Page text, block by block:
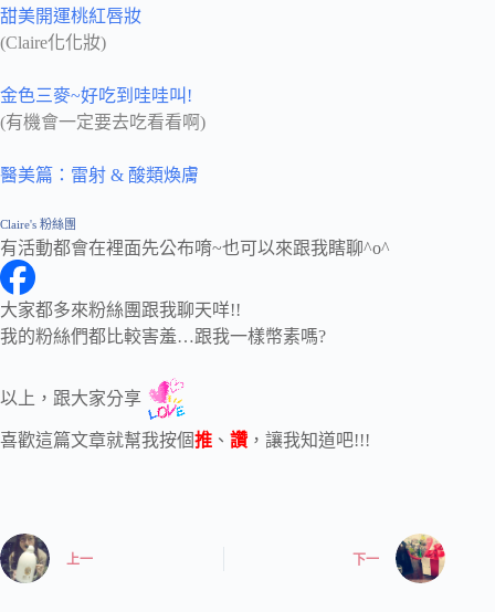
甜美開運桃紅唇妝
(Claire化化妝)
金色三麥~好吃到哇哇叫!
(有機會一定要去吃看看啊)
醫美篇：雷射 & 酸類煥膚
Claire's 粉絲團
有活動都會在裡面先公布唷~也可以來跟我瞎聊^o^
大家都多來粉絲團跟我聊天咩!!
我的粉絲們都比較害羞…跟我一樣幣素嗎?
以上，跟大家分享
喜歡這篇文章就幫我按個推 、 讚 ，讓我知道吧!!!
上一 下一